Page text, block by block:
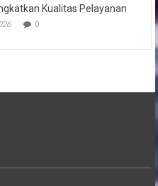
Kualitas Pelayanan
0